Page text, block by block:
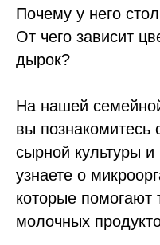
Почему у него
От чего зависит
дырок?
На нашей
вы познакомитесь
сырной культуры
узнаете о
которые помогают
молочных